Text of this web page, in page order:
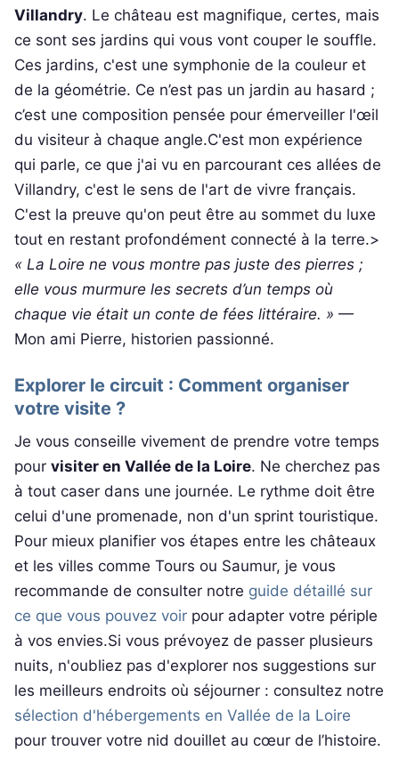
Villandry. Le château est magnifique, certes, mais
ce sont ses jardins qui vous vont couper le souffle.
Ces jardins, c'est une symphonie de la couleur et
de la géométrie. Ce n’est pas un jardin au hasard ;
c’est une composition pensée pour émerveiller l'œil
du visiteur à chaque angle.C'est mon expérience
qui parle, ce que j'ai vu en parcourant ces allées de
Villandry, c'est le sens de l'art de vivre français.
C'est la preuve qu'on peut être au sommet du luxe
tout en restant profondément connecté à la terre.>
« La Loire ne vous montre pas juste des pierres ;
elle vous murmure les secrets d’un temps où
chaque vie était un conte de fées littéraire. » —
Mon ami Pierre, historien passionné.
Explorer le circuit : Comment organiser
votre visite ?
Je vous conseille vivement de prendre votre temps
pour visiter en Vallée de la Loire. Ne cherchez pas
à tout caser dans une journée. Le rythme doit être
celui d'une promenade, non d'un sprint touristique.
Pour mieux planifier vos étapes entre les châteaux
et les villes comme Tours ou Saumur, je vous
recommande de consulter notre guide détaillé sur
ce que vous pouvez voir pour adapter votre périple
à vos envies.Si vous prévoyez de passer plusieurs
nuits, n'oubliez pas d'explorer nos suggestions sur
les meilleurs endroits où séjourner : consultez notre
sélection d'hébergements en Vallée de la Loire
pour trouver votre nid douillet au cœur de l’histoire.